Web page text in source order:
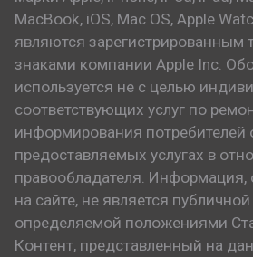
MacBook, iOS, Mac OS, Apple
являются зарегистрированным
знаками компании Apple Inc.
используется не с целью
соответствующих услуг по
информирования потребителей
предоставляемых услугах в
правообладателя. Информация,
на сайте, не является
определяемой положениями
Контент, представленный на